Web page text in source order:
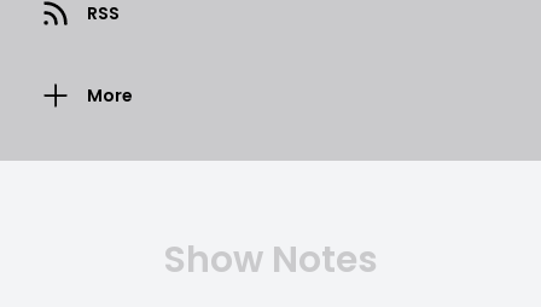
RSS
More
Show Notes